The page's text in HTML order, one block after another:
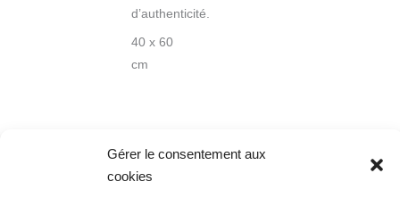
Gérer le consentement aux
cookies
d’authenticité.
40 x 60
cm